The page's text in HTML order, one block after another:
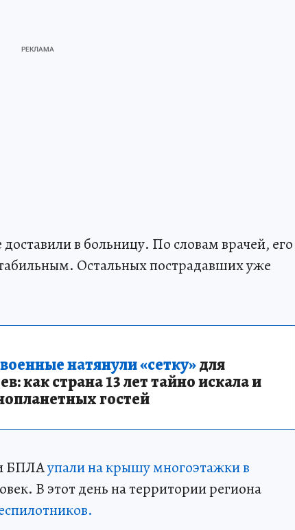
в больницу. По словам врачей, его
Остальных пострадавших уже
натянули «сетку»для
как страна 13 лет тайно искала и
гостей
БПЛАупали на крышу многоэтажки в
В этот день на территории региона